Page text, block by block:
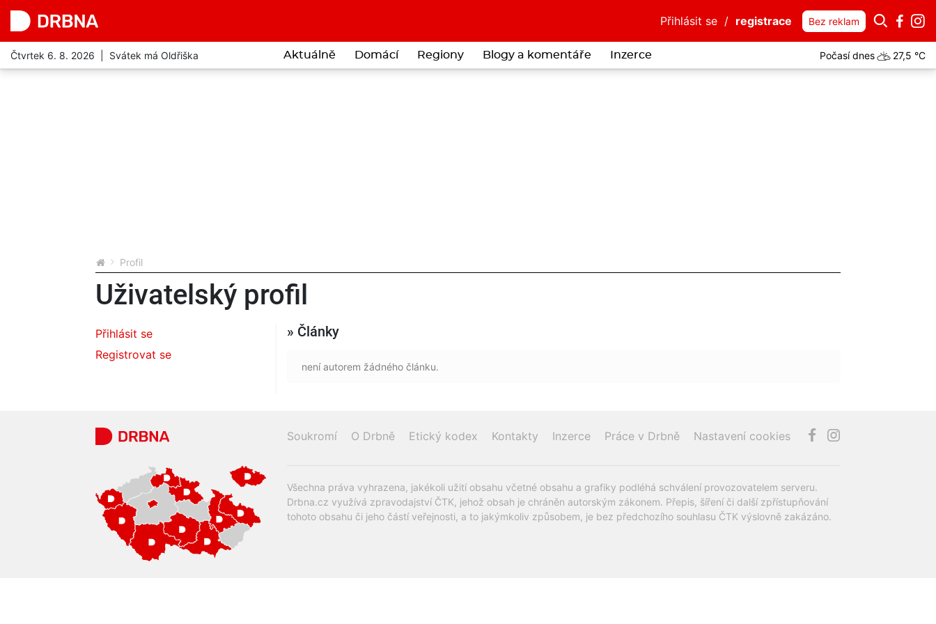
Přihlásit se / registrace Bez reklam
Čtvrtek 6. 8. 2026 | Svátek má Oldřiška Aktuálně Domácí Regiony Blogy a komentáře Inzerce Počasí dnes 27,5 °C
Profil
Uživatelský profil
Přihlásit se
Registrovat se
» Články
není autorem žádného článku.
Soukromí O Drbně Etický kodex Kontakty Inzerce Práce v Drbně Nastavení cookies
Všechna práva vyhrazena, jakékoli užití obsahu včetné obsahu a grafiky podléhá schválení provozovatelem serveru.
Drbna.cz využívá zpravodajství ČTK, jehož obsah je chráněn autorským zákonem. Přepis, šíření či další zpřístupňování
tohoto obsahu či jeho částí veřejnosti, a to jakýmkoliv způsobem, je bez předchozího souhlasu ČTK výslovně zakázáno.